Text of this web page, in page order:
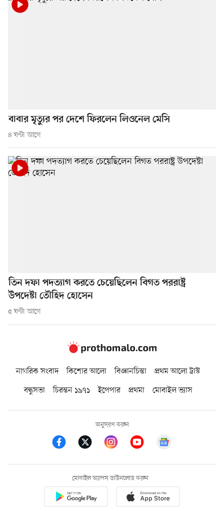
বাবার মৃত্যুর পর দেশে ফিরলেন লিওনেল মেসি
৪ ঘণ্টা আগে
তিন দফা পদত্যাগ করতে চেয়েছিলেন বিগত পররাষ্ট্র
উপদেষ্টা তৌহিদ হোসেন
৫ ঘণ্টা আগে
নাগরিক সংবাদ কিশোর আলো বিজ্ঞানচিন্তা
প্রথম আলো ট্রাস্ট
বন্ধুসভা
চিরন্তন ১৯৭১ ইপেপার প্রথমা মোবাইল ভ্যাস
অনুসরণ করুন
মোবাইল অ্যাপস ডাউনলোড করুন